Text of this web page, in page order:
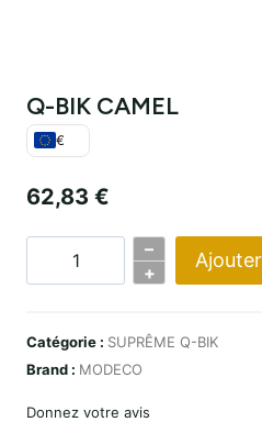
Q-BIK CAMEL
€
62,83 €
Quantité
CAMEL
–
+
Catégorie : SUPRÊME Q-BIK
Brand : MODECO
Donnez votre avis